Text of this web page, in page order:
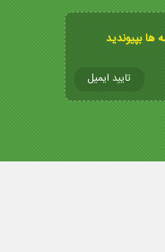
ها بپیوندید